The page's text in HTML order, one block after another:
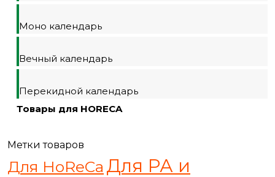
Моно календарь
Вечный календарь
Перекидной календарь
Товары для HORECA
Метки товаров
Для HoReCa Для РА и